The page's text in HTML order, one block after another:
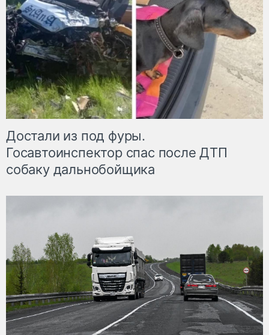
Достали из под фуры.
Госавтоинспектор спас после ДТП
собаку дальнобойщика